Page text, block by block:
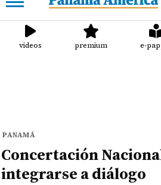
videos premium e-
PANAMÁ
Concertación
integrarse a diálogo